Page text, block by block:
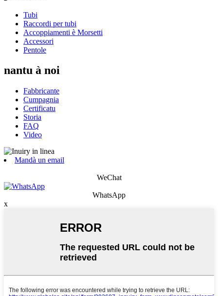
Tubi
Raccordi per tubi
Accoppiamenti è Morsetti
Accessori
Pentole
nantu à noi
Fabbricante
Cumpagnia
Certificatu
Storia
FAQ
Video
Mandà un email
WeChat
WhatsApp
x